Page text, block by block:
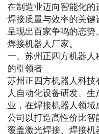
在制造业迈向智能化
焊接质量与效率的关键
呈现出百家争鸣的态
焊接机器人厂家。
一、苏州正四方机器
的引领者
苏州正四方机器人科
人自动化设备研发、
业，在焊接机器人领域
公司以打造高性价比
覆盖激光焊接、焊接